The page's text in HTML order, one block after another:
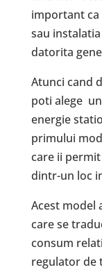
important
sau
datorita
Atunci cand
poti alege
energie
primului
care ii
dintr-un loc
Acest model
care se
consum
regulator de